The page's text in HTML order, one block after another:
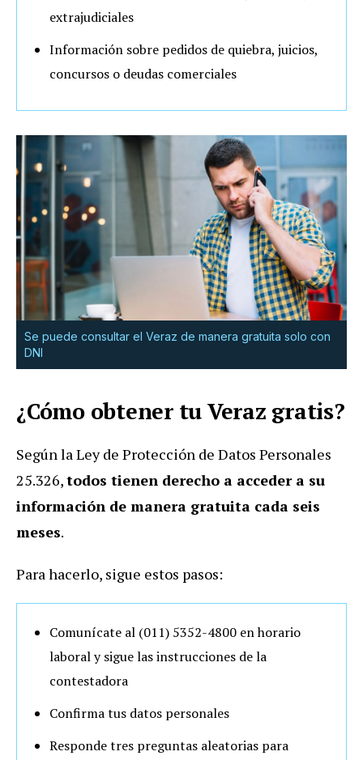
extrajudiciales
Información sobre pedidos de quiebra, juicios,
concursos o deudas comerciales
Se puede consultar el Veraz de manera gratuita solo con
DNI
¿Cómo obtener tu Veraz gratis?
Según la Ley de Protección de Datos Personales
25.326,todos tienen derecho a acceder a su
información de manera gratuita cada seis
meses.
Para hacerlo, sigue estos pasos:
Comunícate al (011) 5352-4800 en horario
laboral y sigue las instrucciones de la
contestadora
Confirma tus datos personales
Responde tres preguntas aleatorias para